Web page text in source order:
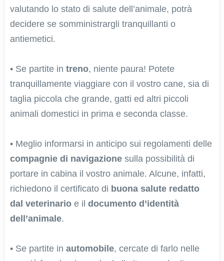
valutando lo stato di salute dell’animale, potrà
decidere se somministrargli tranquillanti o
antiemetici.
• Se partite in treno, niente paura! Potete
tranquillamente viaggiare con il vostro cane, sia di
taglia piccola che grande, gatti ed altri piccoli
animali domestici in prima e seconda classe.
• Meglio informarsi in anticipo sui regolamenti delle
compagnie di navigazione sulla possibilità di
portare in cabina il vostro animale. Alcune, infatti,
richiedono il certificato di buona salute redatto
dal veterinario e il documento d’identità
dell’animale.
• Se partite in automobile, cercate di farlo nelle